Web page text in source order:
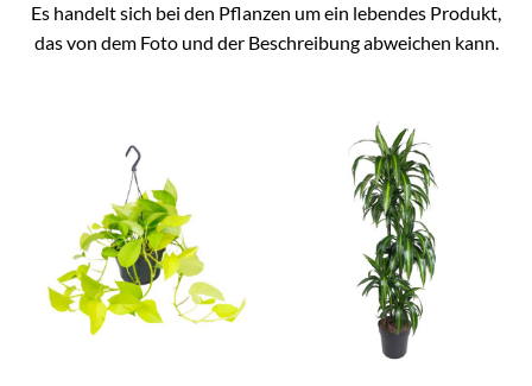
Es handelt sich bei den Pflanzen um ein lebendes Produkt,
das von dem Foto und der Beschreibung abweichen kann.